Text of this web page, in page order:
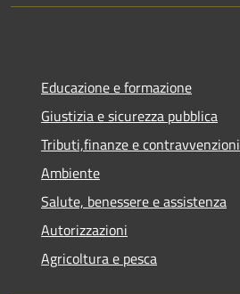
Educazione e formazione
Giustizia e sicurezza pubblica
Tributi,finanze e contravvenzioni
Ambiente
Salute, benessere e assistenza
Autorizzazioni
Agricoltura e pesca